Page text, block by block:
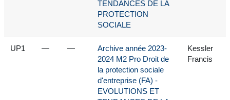
TENDANCES DE LA
PROTECTION
SOCIALE
UP1 — —
Archive année 2023-
2024 M2 Pro Droit de
la protection sociale
d'entreprise (FA) -
EVOLUTIONS ET
Kessler
Francis